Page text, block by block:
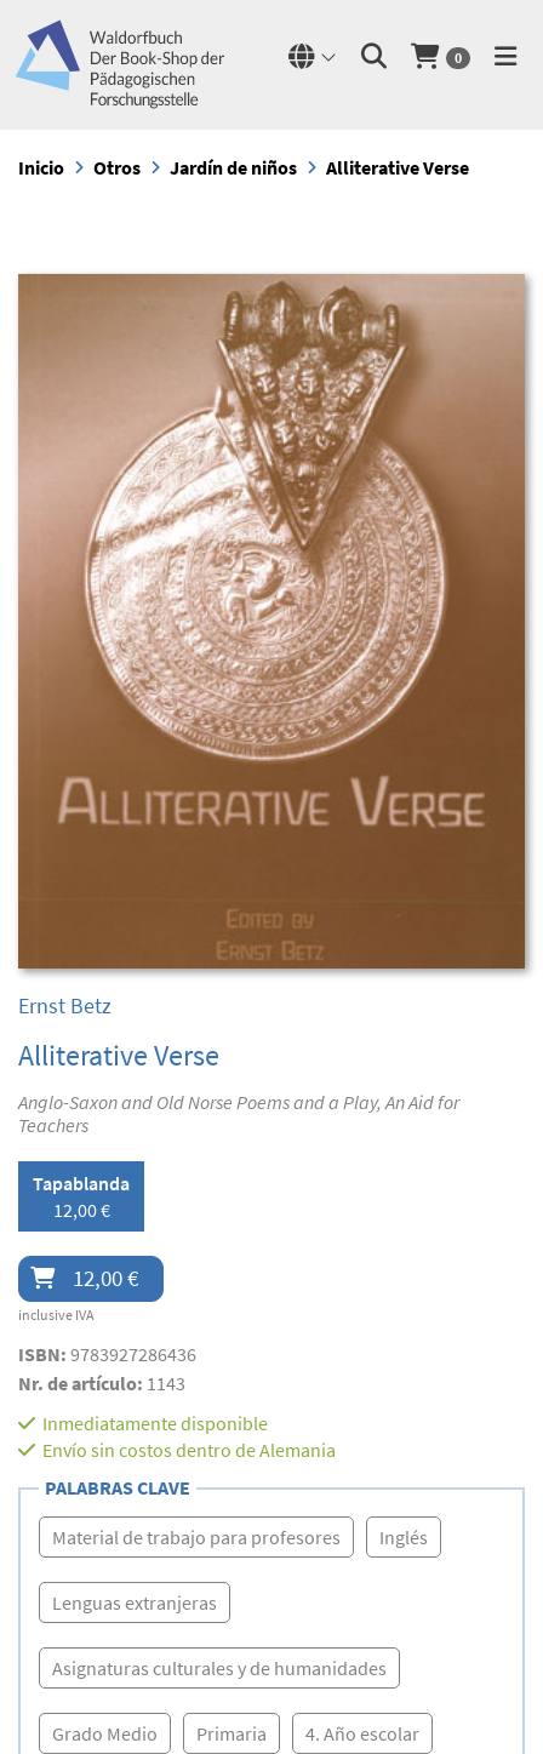
0
Inicio Otros Jardín de niños Alliterative Verse
Ernst Betz
Alliterative Verse
Anglo-Saxon and Old Norse Poems and a Play, An Aid for
Teachers
Tapablanda
12,00 €
12,00 €
inclusive IVA
ISBN: 9783927286436
Nr. de artículo: 1143
Inmediatamente disponible
Envío sin costos dentro de Alemania
PALABRAS CLAVE
Material de trabajo para profesores Inglés
Lenguas extranjeras
Asignaturas culturales y de humanidades
Grado Medio Primaria 4. Año escolar